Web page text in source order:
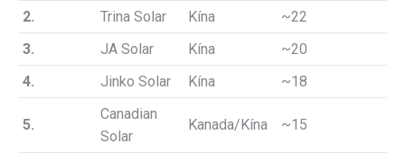
2.
Trina Solar Kína
~22
3.
JA Solar Kína
~20
4.
Jinko Solar Kína ~18
5.
Canadian
Solar
Kanada/Kína ~15